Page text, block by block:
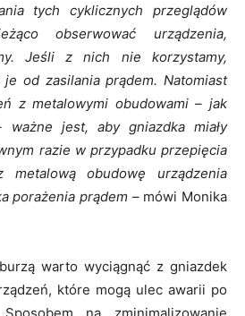
tych cyklicznych przeglądów
obserwować urządzenia,
Jeśli z nich nie korzystamy,
je od zasilania prądem. Natomiast
z metalowymi obudowami – jak
jest, aby gniazdka miały
razie w przypadku przepięcia
metalową obudowę urządzenia
porażenia prądem –mówi Monika
warto wyciągnąć z gniazdek
które mogą ulec awarii po